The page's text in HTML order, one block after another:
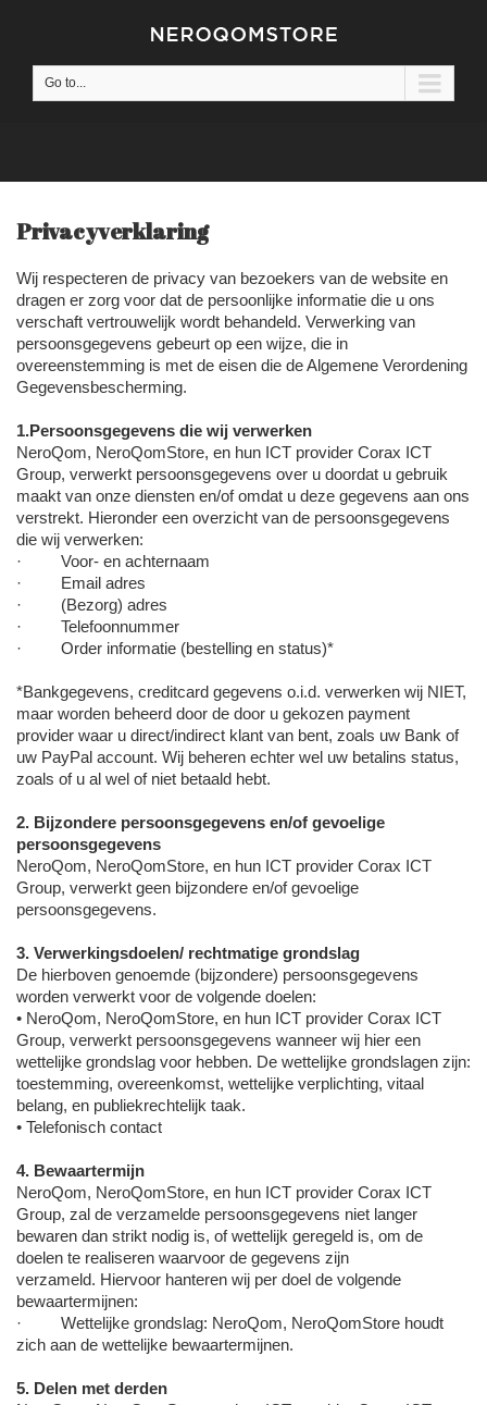
Go to...
Privacyverklaring
Wij respecteren de privacy van bezoekers van de website en
dragen er zorg voor dat de persoonlijke informatie die u ons
verschaft vertrouwelijk wordt behandeld. Verwerking van
persoonsgegevens gebeurt op een wijze, die in
overeenstemming is met de eisen die de Algemene Verordening
Gegevensbescherming.
1.Persoonsgegevens die wij verwerken
NeroQom, NeroQomStore, en hun ICT provider Corax ICT
Group, verwerkt persoonsgegevens over u doordat u gebruik
maakt van onze diensten en/of omdat u deze gegevens aan ons
verstrekt. Hieronder een overzicht van de persoonsgegevens
die wij verwerken:
· Voor- en achternaam
· Email adres
· (Bezorg) adres
· Telefoonnummer
· Order informatie (bestelling en status)*
*Bankgegevens, creditcard gegevens o.i.d. verwerken wij NIET,
maar worden beheerd door de door u gekozen payment
provider waar u direct/indirect klant van bent, zoals uw Bank of
uw PayPal account. Wij beheren echter wel uw betalins status,
zoals of u al wel of niet betaald hebt.
2. Bijzondere persoonsgegevens en/of gevoelige
persoonsgegevens
NeroQom, NeroQomStore, en hun ICT provider Corax ICT
Group, verwerkt geen bijzondere en/of gevoelige
persoonsgegevens.
3. Verwerkingsdoelen/ rechtmatige grondslag
De hierboven genoemde (bijzondere) persoonsgegevens
worden verwerkt voor de volgende doelen:
• NeroQom, NeroQomStore, en hun ICT provider Corax ICT
Group, verwerkt persoonsgegevens wanneer wij hier een
wettelijke grondslag voor hebben. De wettelijke grondslagen zijn:
toestemming, overeenkomst, wettelijke verplichting, vitaal
belang, en publiekrechtelijk taak.
• Telefonisch contact
4. Bewaartermijn
NeroQom, NeroQomStore, en hun ICT provider Corax ICT
Group, zal de verzamelde persoonsgegevens niet langer
bewaren dan strikt nodig is, of wettelijk geregeld is, om de
doelen te realiseren waarvoor de gegevens zijn
verzameld. Hiervoor hanteren wij per doel de volgende
bewaartermijnen:
· Wettelijke grondslag: NeroQom, NeroQomStore houdt
zich aan de wettelijke bewaartermijnen.
5. Delen met derden